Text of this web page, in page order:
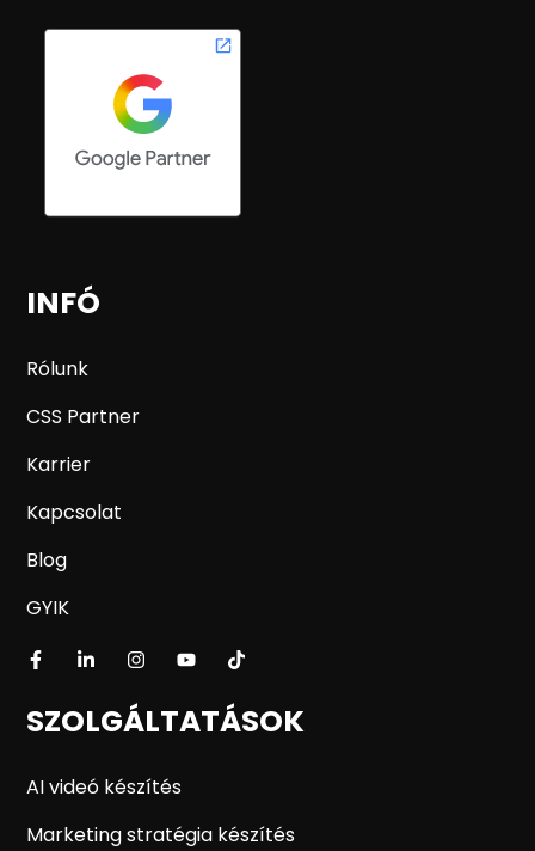
INFÓ
Rólunk
CSS Partner
Karrier
Kapcsolat
Blog
GYIK
SZOLGÁLTATÁSOK
AI videó készítés
Marketing stratégia készítés